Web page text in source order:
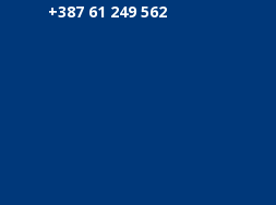
+387 61 249 562